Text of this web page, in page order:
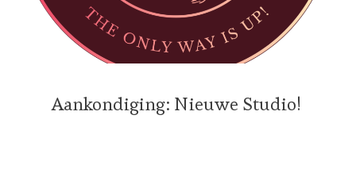
Aankondiging: Nieuwe Studio!